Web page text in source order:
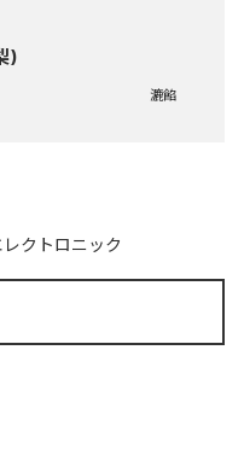
)
漉餡
レクトロニック